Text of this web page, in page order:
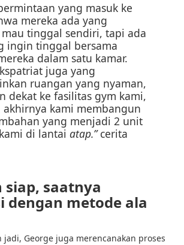
yang masuk ke
mereka ada yang
tinggal sendiri, tapi ada
ingin tinggal bersama
dalam satu kamar.
juga yang
ruangan yang nyaman,
dekat ke fasilitas gym kami,
akhirnya kami membangun
yang menjadi 2 unit
di lantai atap.”cerita
siap, saatnya
dengan metode ala
jadi, George juga merencanakan proses